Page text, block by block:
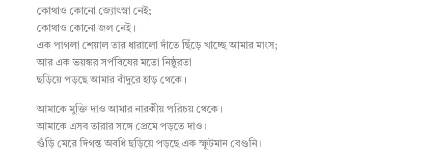
কোথাও কোনো জ্যোৎস্না নেই;
কোথাও কোনো জল নেই।
এক পাগলা শেয়াল তার ধারালো দাঁতে ছিঁড়ে খাচ্ছে আমার মাংস;
আর এক ভয়ঙ্কর সর্পবিষের মতো নিষ্ঠুরতা
ছড়িয়ে পড়ছে আমার বাঁদুরে হাড় থেকে।
আমাকে মুক্তি দাও আমার নারকীয় পরিচয় থেকে।
আমাকে এসব তারার সঙ্গে প্রেমে পড়তে দাও।
গুঁড়ি মেরে দিগন্ত অবধি ছড়িয়ে পড়ছে এক স্ফূটমান বেগুনি।